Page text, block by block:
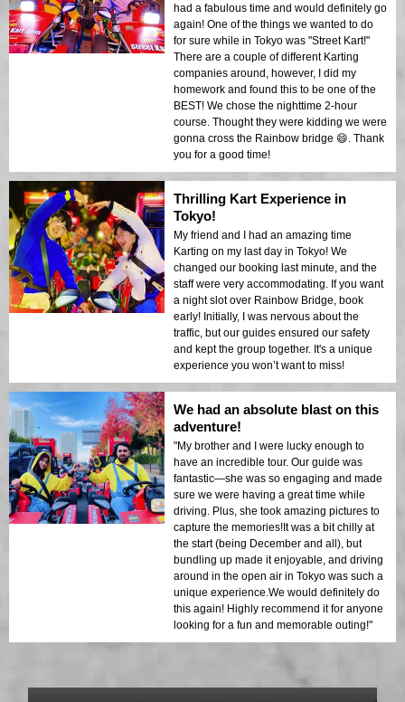
had a fabulous time and would definitely go
again! One of the things we wanted to do
for sure while in Tokyo was "Street Kart!"
There are a couple of different Karting
companies around, however, I did my
homework and found this to be one of the
BEST! We chose the nighttime 2-hour
course. Thought they were kidding we were
gonna cross the Rainbow bridge 😄. Thank
you for a good time!
Thrilling Kart Experience in
Tokyo!
My friend and I had an amazing time
Karting on my last day in Tokyo! We
changed our booking last minute, and the
staff were very accommodating. If you want
a night slot over Rainbow Bridge, book
early! Initially, I was nervous about the
traffic, but our guides ensured our safety
and kept the group together. It's a unique
experience you won’t want to miss!
We had an absolute blast on this
adventure!
"My brother and I were lucky enough to
have an incredible tour. Our guide was
fantastic—she was so engaging and made
sure we were having a great time while
driving. Plus, she took amazing pictures to
capture the memories!It was a bit chilly at
the start (being December and all), but
bundling up made it enjoyable, and driving
around in the open air in Tokyo was such a
unique experience.We would definitely do
this again! Highly recommend it for anyone
looking for a fun and memorable outing!"